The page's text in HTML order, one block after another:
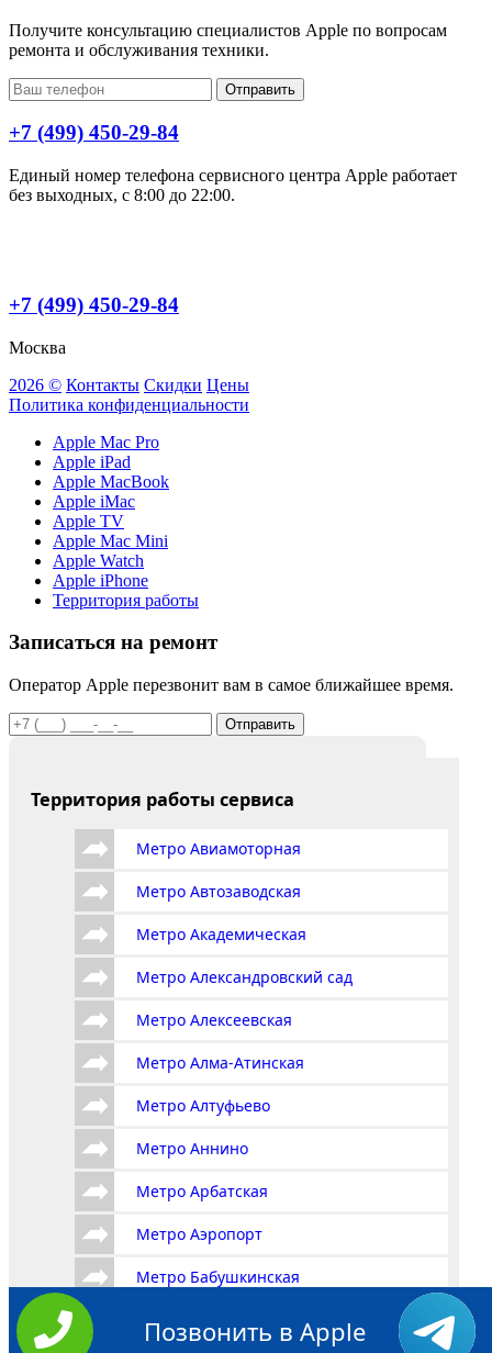
Получите консультацию специалистов Apple по вопросам
ремонта и обслуживания техники.
Отправить
+7 (499) 450-29-84
Единый номер телефона сервисного центра Apple работает
без выходных, с 8:00 до 22:00.
+7 (499) 450-29-84
Москва
2026 © Контакты Скидки Цены
Политика конфиденциальности
Apple Mac Pro
Apple iPad
Apple MacBook
Apple iMac
Apple TV
Apple Mac Mini
Apple Watch
Apple iPhone
Территория работы
Записаться на ремонт
Оператор Apple перезвонит вам в самое ближайшее время.
Отправить
Территория работы сервиса
Метро Авиамоторная
Метро Автозаводская
Метро Академическая
Метро Александровский сад
Метро Алексеевская
Метро Алма-Атинская
Метро Алтуфьево
Метро Аннино
Метро Арбатская
Метро Аэропорт
Метро Бабушкинская
Метро Багратионовская
Позвонить в Apple